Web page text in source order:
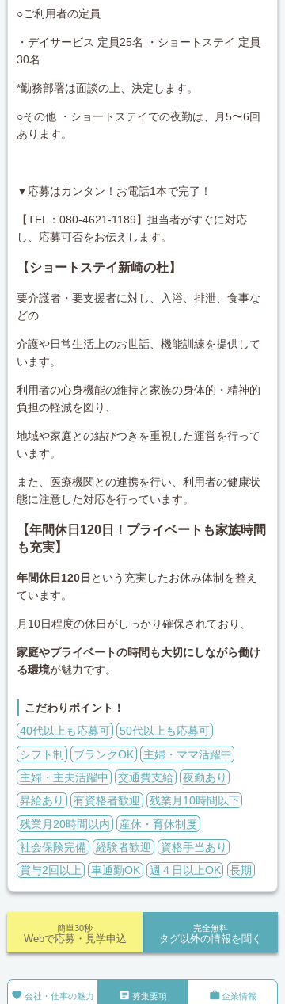
○ご利用者の定員
・デイサービス 定員25名 ・ショートステイ 定員
30名
*勤務部署は面談の上、決定します。
○その他 ・ショートステイでの夜勤は、月5〜6回
あります。
▼応募はカンタン！お電話1本で完了！
【TEL：080-4621-1189】担当者がすぐに対応
し、応募可否をお伝えします。
【ショートステイ新崎の杜】
要介護者・要支援者に対し、入浴、排泄、食事な
どの
介護や日常生活上のお世話、機能訓練を提供して
います。
利用者の心身機能の維持と家族の身体的・精神的
負担の軽減を図り、
地域や家庭との結びつきを重視した運営を行って
います。
また、医療機関との連携を行い、利用者の健康状
態に注意した対応を行っています。
【年間休日120日 ！プライベートも家族時間
も充実】
年間休日120日 という充実したお休み体制を整え
ています。
月10日程度の休日がしっかり確保されており、
家庭やプライベートの時間も大切にしながら働け
る環境が魅力です。
こだわりポイント！
40代以上も応募可
50代以上も応募可
シフト制
ブランクOK
主婦・ママ活躍中
主婦・主夫活躍中
交通費支給
夜勤あり
昇給あり
有資格者歓迎
残業月10時間以下
残業月20時間以内
産休・育休制度
社会保険完備
経験者歓迎
資格手当あり
賞与2回以上
車通勤OK 週４日以上OK 長期
完全無料
タグ以外の情報を聞く
簡単30秒
Webで応募・見学申込
 会社・仕事の魅力  募集要項 企業情報